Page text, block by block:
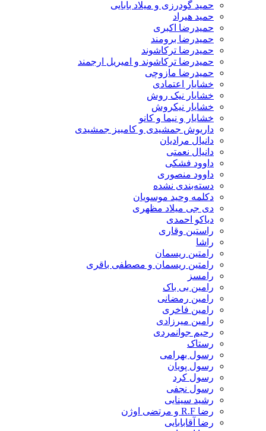
حمید گودرزی و میلاد بابایی
حمید هیراد
حمیدرضا اکبری
حمیدرضا برومند
حمیدرضا ترکاشوند
حمیدرضا ترکاشوند و امیریل ارجمند
حمیدرضا مازوچی
خشایار اعتمادی
خشایار نیک روش
خشایار نیکروش
خشایار و نیما و کانو
داریوش جمشیدی و کامبیز جمشیدی
دانیال مرادیان
دانیال نعمتی
داوود فشکی
داوود منصوری
دسته‌بندی نشده
دکلمه وحید موسویان
دی جی میلاد مظهری
دیاکو احمدی
راستین وقاری
راشا
رامتین ریسمان
رامتین ریسمان و مصطفی باقری
رامسز
رامین بی باک
رامین رمضانی
رامین فاخری
رامین میرزادی
رحیم جوانمردی
رستاک
رسول بهرامی
رسول پویان
رسول کرد
رسول نجفی
رشید سینایی
رضا R.F و مرتضی اوژن
رضا آقابابایی